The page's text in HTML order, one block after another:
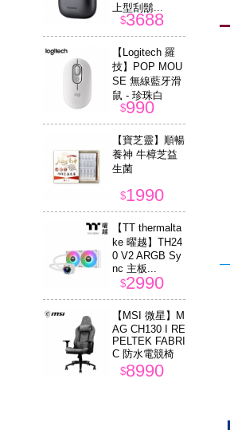
上型刮鬍...
$3688
【Logitech 羅
技】POP MOU
SE 無線藍牙滑
鼠 - 珍珠白
$990
【寶芝靈】順暢
養神 牛樟芝益
生菌
$1990
【TT thermalta
ke 曜越】TH24
0 V2 ARGB Sy
nc 主板...
$2990
【MSI 微星】M
AG CH130 I RE
PELTEK FABRI
C 防水電競椅
$8990